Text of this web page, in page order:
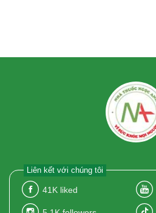
Liên kết với chúng tôi
41K liked